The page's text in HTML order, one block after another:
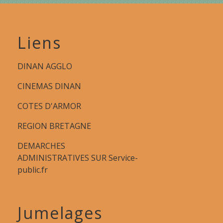
Liens
DINAN AGGLO
CINEMAS DINAN
COTES D'ARMOR
REGION BRETAGNE
DEMARCHES
ADMINISTRATIVES SUR Service-
public.fr
Jumelages